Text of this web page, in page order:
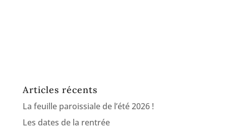
Articles récents
La feuille paroissiale de l’été 2026 !
Les dates de la rentrée